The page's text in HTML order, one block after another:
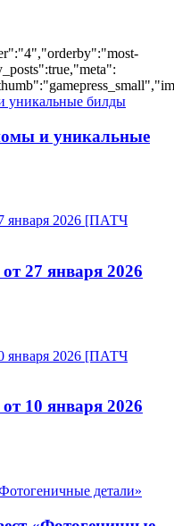
и уникальные
27 января 2026
10 января 2026